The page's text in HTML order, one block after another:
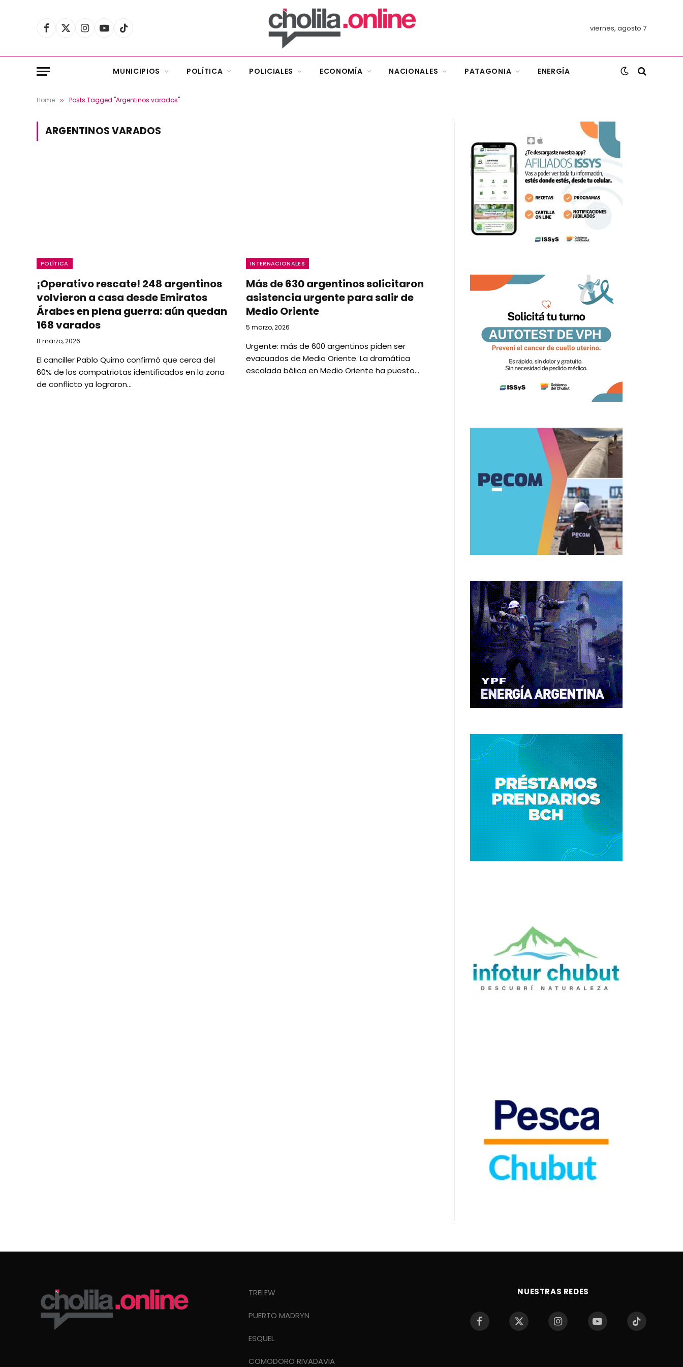
Facebook
X
Instagram
YouTubeTikTok viernes, agosto 7
MUNICIPIOS POLÍTICA POLICIALES ECONOMÍA NACIONALES PATAGONIA ENERGÍA
Home » Posts Tagged "Argentinos varados"
ARGENTINOS VARADOS
POLÍTICA
¡Operativo rescate! 248 argentinos
volvieron a casa desde Emiratos
Árabes en plena guerra: aún quedan
168 varados
8 marzo, 2026
El canciller Pablo Quirno confirmó que cerca del
60% de los compatriotas identificados en la zona
de conflicto ya lograron…
INTERNACIONALES
Más de 630 argentinos solicitaron
asistencia urgente para salir de
Medio Oriente
5 marzo, 2026
Urgente: más de 600 argentinos piden ser
evacuados de Medio Oriente. La dramática
escalada bélica en Medio Oriente ha puesto…
TRELEW
PUERTO MADRYN
ESQUEL
COMODORO RIVADAVIA
NUESTRAS REDES
Facebook X
InstagramYouTube TikTok